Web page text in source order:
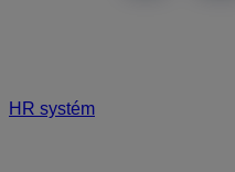
HR systém